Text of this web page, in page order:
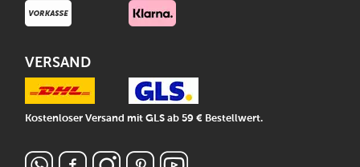
VERSAND
Kostenloser Versand mit GLS ab 59 € Bestellwert.